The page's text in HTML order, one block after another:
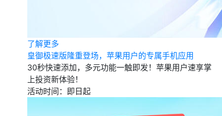
了解更多
皇御极速版隆重登场，苹果用户的专属手机应用
30秒快速添加，多元功能一触即发！苹果用户速享掌
上投资新体验！
活动时间：即日起